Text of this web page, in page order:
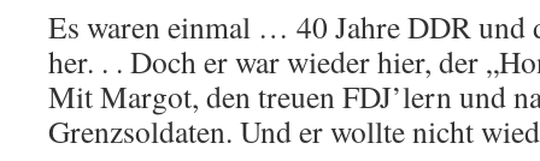
Es waren einmal … 40 Jahre DDR und
her. . . Doch er war wieder hier, der
Mit Margot, den treuen FDJ’lern und
Grenzsoldaten. Und er wollte nicht